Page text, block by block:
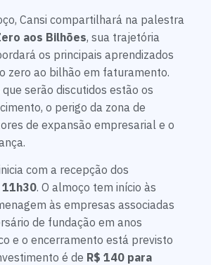
Cansi compartilhará na palestra
aos Bilhões, sua trajetória
os principais aprendizados
zero ao bilhão em faturamento.
serão discutidos estão os
o perigo da zona de
de expansão empresarial e o
com a recepção dos
11h30. O almoço tem início às
às empresas associadas
de fundação em anos
e o encerramento está previsto
é de R$ 140 para